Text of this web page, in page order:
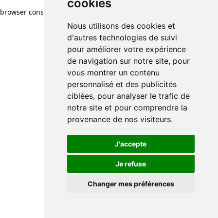
cookies
Nous utilisons des cookies et
d'autres technologies de suivi
pour améliorer votre expérience
de navigation sur notre site, pour
vous montrer un contenu
personnalisé et des publicités
ciblées, pour analyser le trafic de
notre site et pour comprendre la
provenance de nos visiteurs.
J'accepte
Je refuse
Changer mes préférences
browser console for more information)